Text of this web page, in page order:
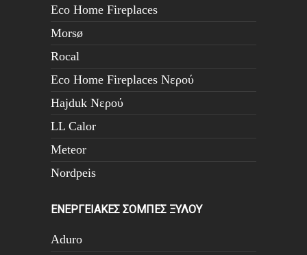
Eco Home Fireplaces
Morsø
Rocal
Eco Home Fireplaces Νερού
Hajduk Νερού
LL Calor
Meteor
Nordpeis
ΕΝΕΡΓΕΙΑΚΕΣ ΣΟΜΠΕΣ ΞΥΛΟΥ
Aduro